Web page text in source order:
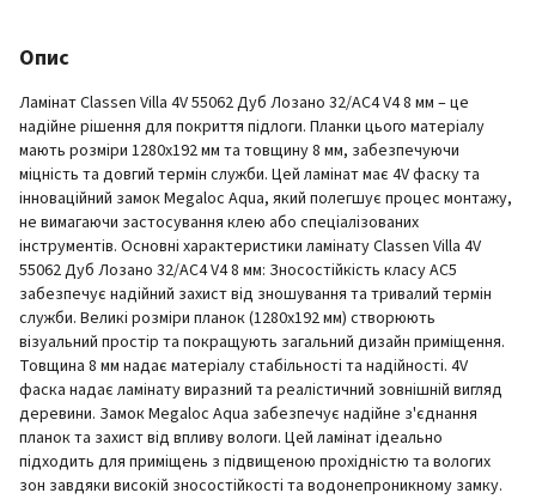
Опис
Ламінат Classen Villa 4V 55062 Дуб Лозано 32/AC4 V4 8 мм – це
надійне рішення для покриття підлоги. Планки цього матеріалу
мають розміри 1280x192 мм та товщину 8 мм, забезпечуючи
міцність та довгий термін служби. Цей ламінат має 4V фаску та
інноваційний замок Megaloc Aqua, який полегшує процес монтажу,
не вимагаючи застосування клею або спеціалізованих
інструментів. Основні характеристики ламінату Classen Villa 4V
55062 Дуб Лозано 32/AC4 V4 8 мм: Зносостійкість класу AC5
забезпечує надійний захист від зношування та тривалий термін
служби. Великі розміри планок (1280x192 мм) створюють
візуальний простір та покращують загальний дизайн приміщення.
Товщина 8 мм надає матеріалу стабільності та надійності. 4V
фаска надає ламінату виразний та реалістичний зовнішній вигляд
деревини. Замок Megaloc Aqua забезпечує надійне з'єднання
планок та захист від впливу вологи. Цей ламінат ідеально
підходить для приміщень з підвищеною прохідністю та вологих
зон завдяки високій зносостійкості та водонепроникному замку.